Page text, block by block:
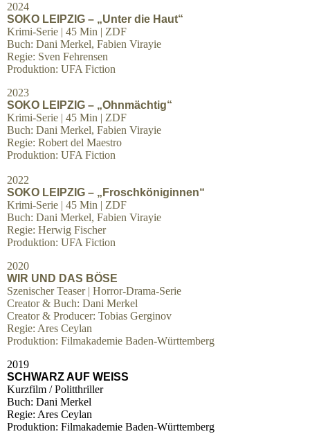
2024
SOKO LEIPZIG – „Unter die Haut“
Krimi-Serie | 45 Min | ZDF
Buch: Dani Merkel, Fabien Virayie
Regie: Sven Fehrensen
Produktion: UFA Fiction
2023
SOKO LEIPZIG – „Ohnmächtig“
Krimi-Serie | 45 Min | ZDF
Buch: Dani Merkel, Fabien Virayie
Regie: Robert del Maestro
Produktion: UFA Fiction
2022
SOKO LEIPZIG – „Froschköniginnen“
Krimi-Serie | 45 Min | ZDF
Buch: Dani Merkel, Fabien Virayie
Regie: Herwig Fischer
Produktion: UFA Fiction
2020
WIR UND DAS BÖSE
Szenischer Teaser | Horror-Drama-Serie
Creator & Buch: Dani Merkel
Creator & Producer: Tobias Gerginov
Regie: Ares Ceylan
Produktion: Filmakademie Baden-Württemberg
2019
SCHWARZ AUF WEISS
Kurzfilm / Politthriller
Buch: Dani Merkel
Regie: Ares Ceylan
Produktion: Filmakademie Baden-Württemberg